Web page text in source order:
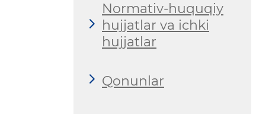
Normativ-huquqiy
hujjatlar va ichki
hujjatlar
Qonunlar